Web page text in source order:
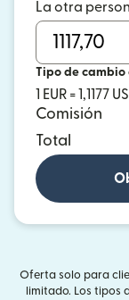
La otra
Tipo de
1 EUR = 1,1177
Comisión
Total
Oferta solo para
limitado. Los tipos